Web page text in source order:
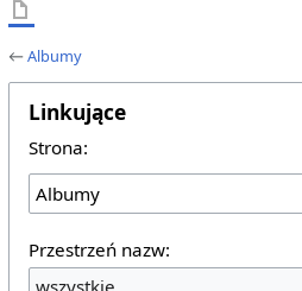
←Albumy
Linkujące
Strona:
Przestrzeń nazw:
wszystkie